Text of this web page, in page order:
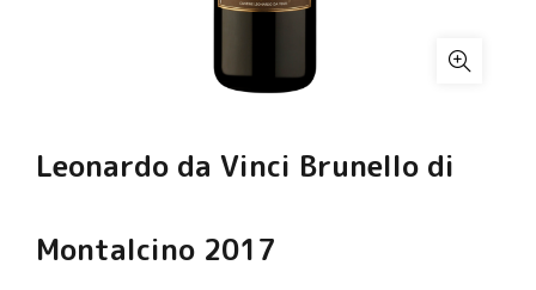
Leonardo da Vinci Brunello di
Montalcino 2017